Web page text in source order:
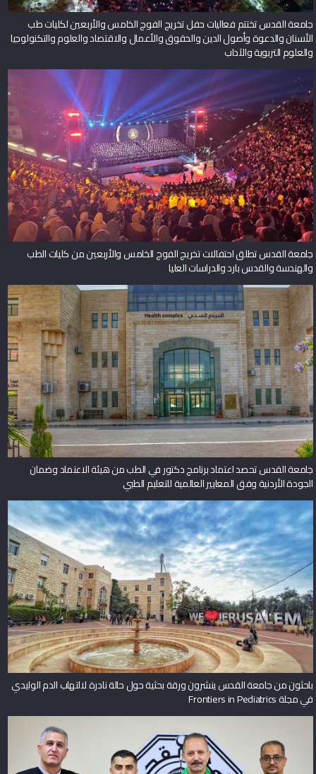
جامعة القدس تختتم فعاليات حفل تخريج الفوج الخامس والأربعين لكليات طب
الأسنان والدعوة وأصول الدين والحقوق والأعمال والاقتصاد والعلوم والتكنولوجيا
والعلوم التربوية والآداب
جامعة القدس تطلق احتفالات تخريج الفوج الخامس والأربعين من كليات الطب
والهندسة والقدس بارد والدراسات العليا
جامعة القدس تحصد اعتماد برنامج دكتور في الطب من هيئة الاعتماد وضمان
الجودة الأردنية وفق المعايير العالمية للتعليم الطبي
باحثون من جامعة القدس ينشرون ورقة بحثية حول حالة نادرة لالتهاب الدم الوليدي
في مجلة Frontiers in Pediatrics